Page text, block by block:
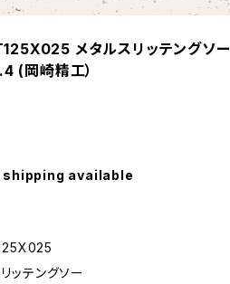
メタルスリッテングソー
(岡崎精工）
available
ッテングソー